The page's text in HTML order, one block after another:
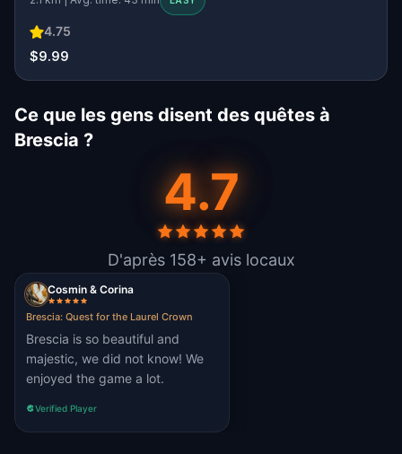
4.75
$9.99
Ce que les gens disent des quêtes à
Brescia ?
4.7
D'après 158+ avis locaux
Cosmin & Corina
Brescia: Quest for the Laurel Crown
Brescia is so beautiful and
majestic, we did not know! We
enjoyed the game a lot.
Verified Player